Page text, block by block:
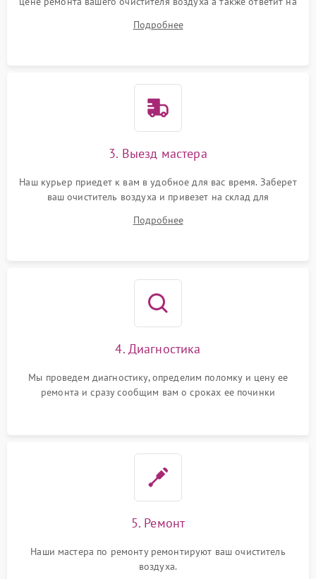
1000 ₽
Подробнее
3. Выезд мастера
Наш курьер приедет к вам в удобное для вас время. Заберет
ваш очиститель воздуха и привезет на склад для
Подробнее
4. Диагностика
Мы проведем диагностику, определим поломку и цену ее
ремонта и сразу сообщим вам о сроках ее починки
5. Ремонт
Наши мастера по ремонту ремонтируют ваш очиститель
воздуха.